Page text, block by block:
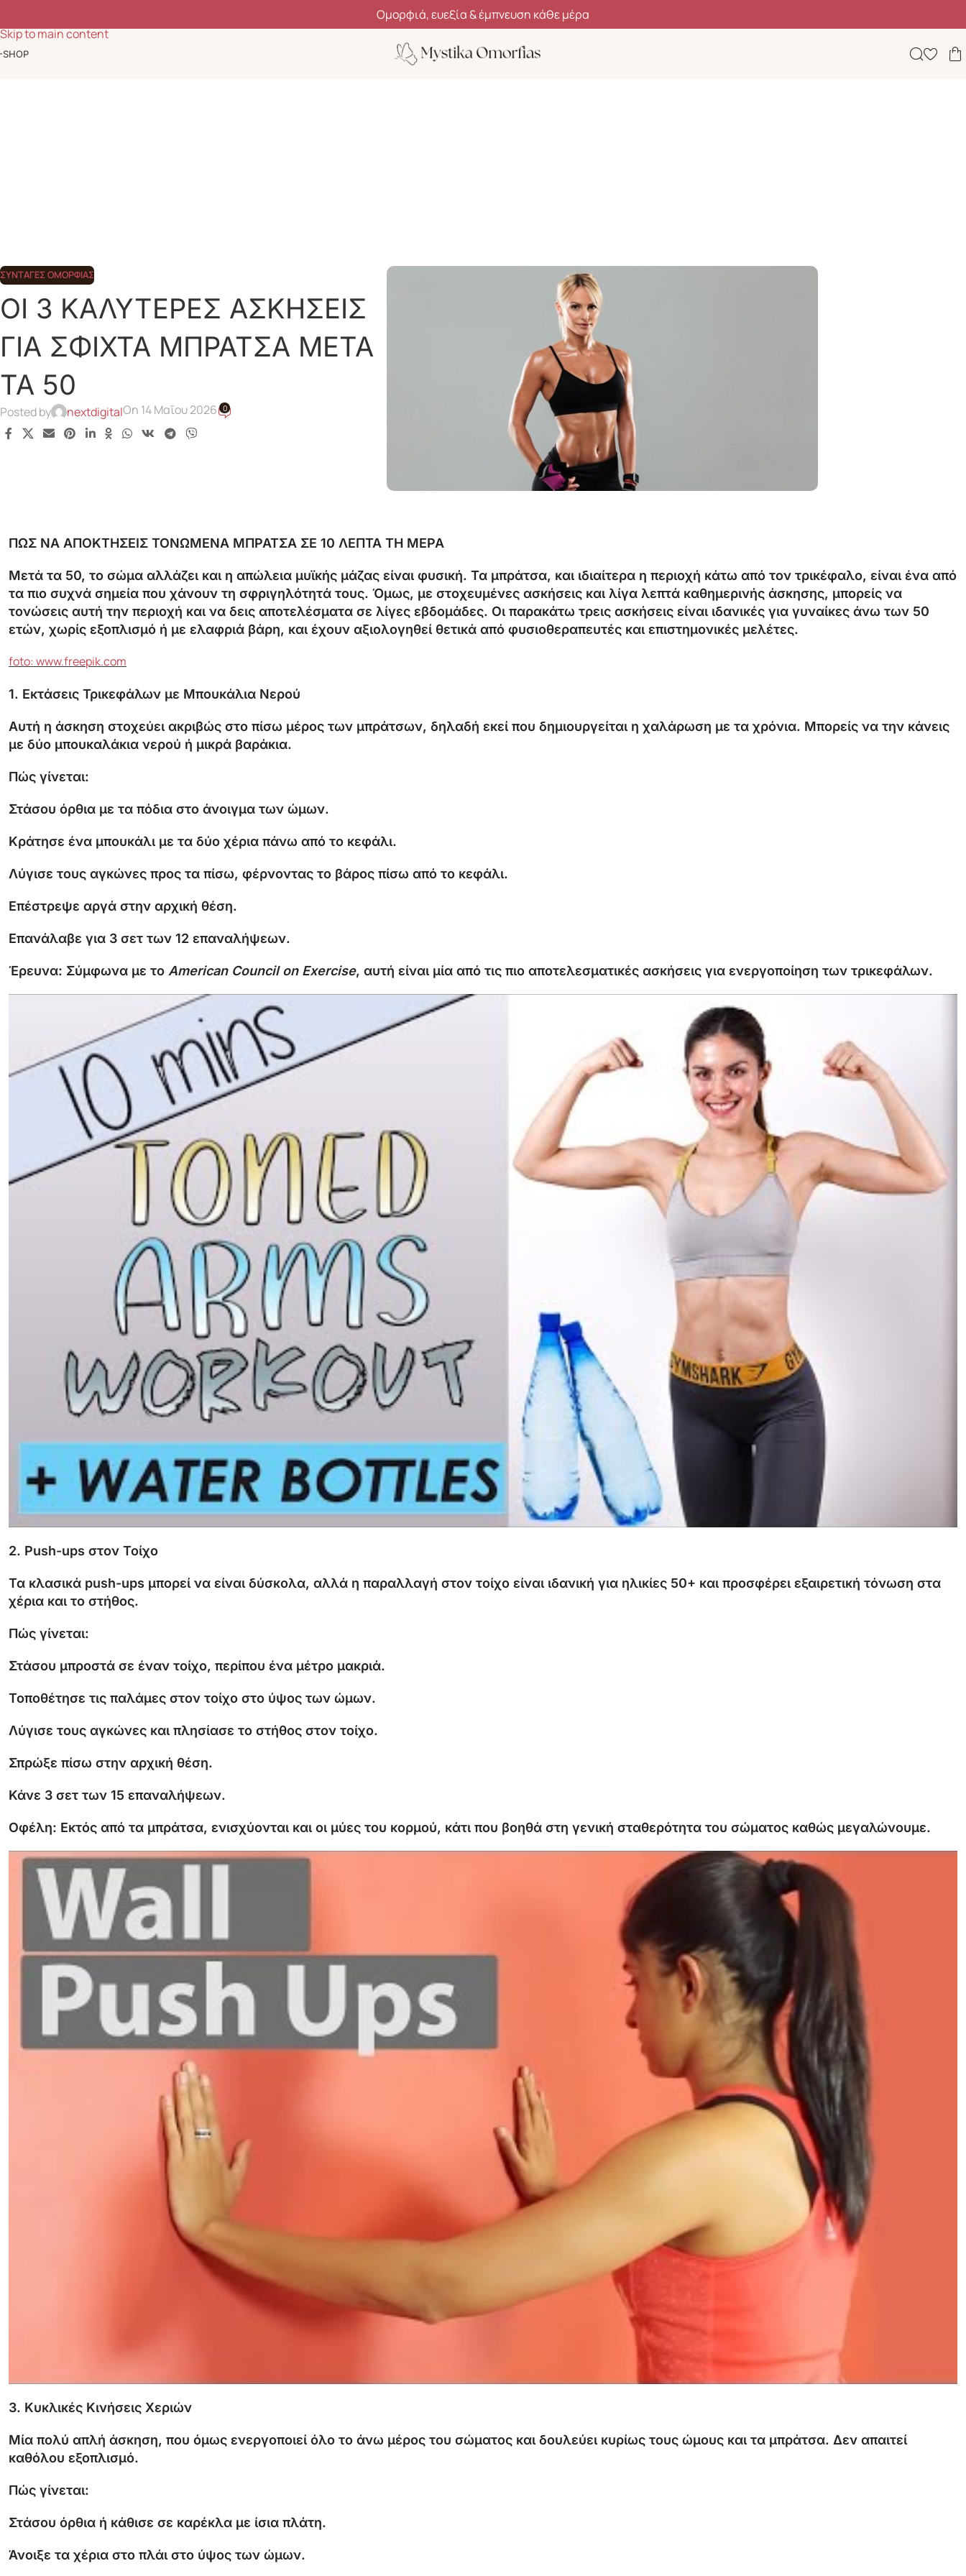
Skip to main content
Ανακάλυψε μυστικά ομορφιάς, ευεξίας και αυτοφροντίδας
SHOP
ΣΥΝΤΑΓΈΣ ΟΜΟΡΦΙΆΣ
ΟΙ 3 ΚΑΛΥΤΕΡΕΣ ΑΣΚΗΣΕΙΣ
ΓΙΑ ΣΦΙΧΤΑ ΜΠΡΑΤΣΑ ΜΕΤΑ
ΤΑ 50
Posted by nextdigitalOn 14 Μαΐου 2026 0
ΠΩΣ ΝΑ ΑΠΟΚΤΗΣΕΙΣ ΤΟΝΩΜΕΝΑ ΜΠΡΑΤΣΑ ΣΕ 10 ΛΕΠΤΑ ΤΗ ΜΕΡΑ
Μετά τα 50, το σώμα αλλάζει και η απώλεια μυϊκής μάζας είναι φυσική. Τα μπράτσα, και ιδιαίτερα η περιοχή κάτω από τον τρικέφαλο, είναι ένα από
τα πιο συχνά σημεία που χάνουν τη σφριγηλότητά τους. Όμως, με στοχευμένες ασκήσεις και λίγα λεπτά καθημερινής άσκησης, μπορείς να
τονώσεις αυτή την περιοχή και να δεις αποτελέσματα σε λίγες εβδομάδες. Οι παρακάτω τρεις ασκήσεις είναι ιδανικές για γυναίκες άνω των 50
ετών, χωρίς εξοπλισμό ή με ελαφριά βάρη, και έχουν αξιολογηθεί θετικά από φυσιοθεραπευτές και επιστημονικές μελέτες.
foto: www.freepik.com
1. Εκτάσεις Τρικεφάλων με Μπουκάλια Νερού
Αυτή η άσκηση στοχεύει ακριβώς στο πίσω μέρος των μπράτσων, δηλαδή εκεί που δημιουργείται η χαλάρωση με τα χρόνια. Μπορείς να την κάνεις
με δύο μπουκαλάκια νερού ή μικρά βαράκια.
Πώς γίνεται:
Στάσου όρθια με τα πόδια στο άνοιγμα των ώμων.
Κράτησε ένα μπουκάλι με τα δύο χέρια πάνω από το κεφάλι.
Λύγισε τους αγκώνες προς τα πίσω, φέρνοντας το βάρος πίσω από το κεφάλι.
Επέστρεψε αργά στην αρχική θέση.
Επανάλαβε για 3 σετ των 12 επαναλήψεων.
Έρευνα: Σύμφωνα με το American Councilon Exercise, αυτή είναι μία από τις πιο αποτελεσματικές ασκήσεις για ενεργοποίηση των τρικεφάλων.
2. Push-ups στον Τοίχο
Τα κλασικά push-ups μπορεί να είναι δύσκολα, αλλά η παραλλαγή στον τοίχο είναι ιδανική για ηλικίες 50+ και προσφέρει εξαιρετική τόνωση στα
χέρια και το στήθος.
Πώς γίνεται:
Στάσου μπροστά σε έναν τοίχο, περίπου ένα μέτρο μακριά.
Τοποθέτησε τις παλάμες στον τοίχο στο ύψος των ώμων.
Λύγισε τους αγκώνες και πλησίασε το στήθος στον τοίχο.
Σπρώξε πίσω στην αρχική θέση.
Κάνε 3 σετ των 15 επαναλήψεων.
Οφέλη: Εκτός από τα μπράτσα, ενισχύονται και οι μύες του κορμού, κάτι που βοηθά στη γενική σταθερότητα του σώματος καθώς μεγαλώνουμε.
3. Κυκλικές Κινήσεις Χεριών
Μία πολύ απλή άσκηση, που όμως ενεργοποιεί όλο το άνω μέρος του σώματος και δουλεύει κυρίως τους ώμους και τα μπράτσα. Δεν απαιτεί
καθόλου εξοπλισμό.
Πώς γίνεται:
Στάσου όρθια ή κάθισε σε καρέκλα με ίσια πλάτη.
Άνοιξε τα χέρια στο πλάι στο ύψος των ώμων.